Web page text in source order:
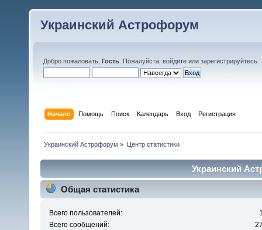
Украинский Астрофорум
Добро пожаловать, Гость . Пожалуйста, войдите или зарегистрируйтесь
Начало Помощь Поиск Календарь Вход Регистрация
Украинский Астрофорум » Центр статистики
Украинский
Общая статистика
Всего пользователей:
Всего сообщений: